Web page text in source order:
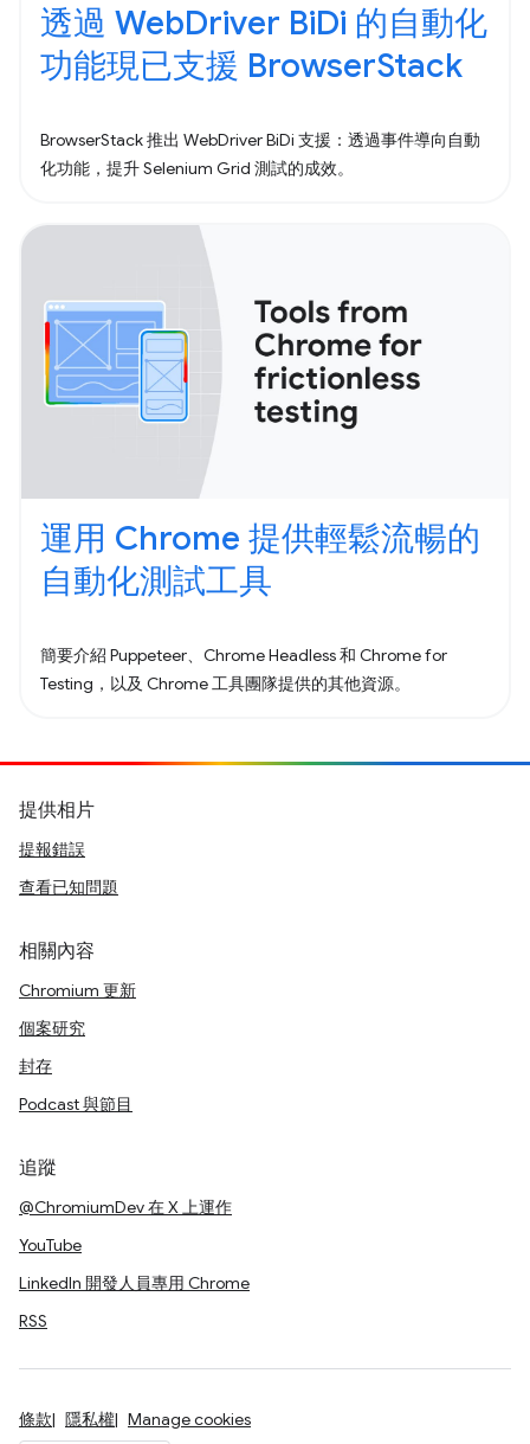
透過 WebDriver BiDi 的自動化
功能現已支援 BrowserStack
BrowserStack 推出 WebDriver BiDi 支援：透過事件導向自動
化功能，提升 Selenium Grid 測試的成效。
運用 Chrome 提供輕鬆流暢的
自動化測試工具
簡要介紹 Puppeteer、Chrome Headless 和 Chrome for
Testing，以及 Chrome 工具團隊提供的其他資源。
提供相片
提報錯誤
查看已知問題
相關內容
Chromium 更新
個案研究
封存
Podcast 與節目
追蹤
@ChromiumDev 在 X 上運作
YouTube
LinkedIn 開發人員專用 Chrome
RSS
條款 隱私權 Manage cookies